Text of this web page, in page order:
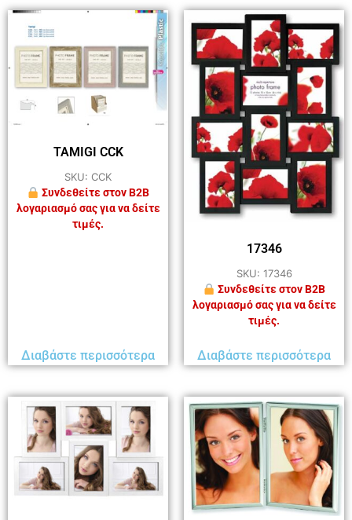
TAMIGI CCK
SKU: CCK
Συνδεθείτε στον B2B
λογαριασμό σας για να δείτε
τιμές.
Διαβάστε περισσότερα
17346
SKU: 17346
Συνδεθείτε στον B2B
λογαριασμό σας για να δείτε
τιμές.
Διαβάστε περισσότερα